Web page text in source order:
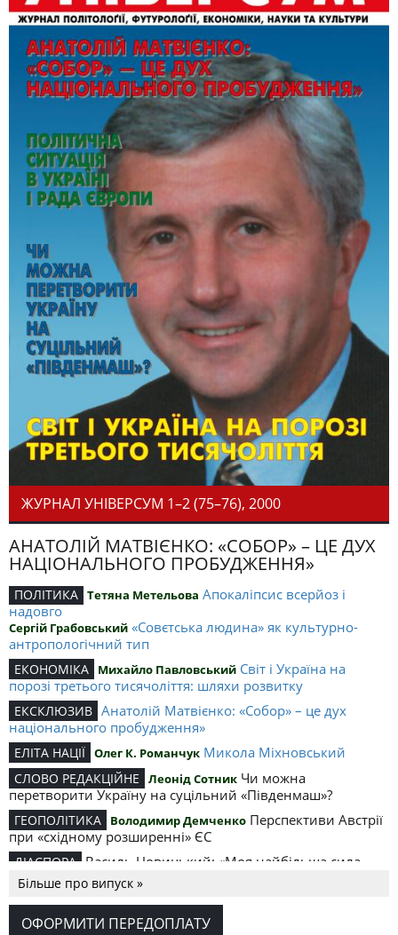
ЖУРНАЛ УНІВЕРСУМ 1–2 (75–76), 2000
АНАТОЛІЙ МАТВІЄНКО: «СОБОР» – ЦЕ ДУХ
НАЦІОНАЛЬНОГО ПРОБУДЖЕННЯ»
ПОЛІТИКА Тетяна Метельова Апокаліпсис всерйоз і
надовго
Сергій Грабовський «Совєтська людина» як культурно-
антропологічний тип
ЕКОНОМІКА Михайло Павловський Світ і Україна на
порозі третього тисячоліття: шляхи розвитку
ЕКСКЛЮЗИВ Анатолій Матвієнко: «Собор» – це дух
національного пробудження»
ЕЛІТА НАЦІЇ Олег К. Романчук Микола Міхновський
СЛОВО РЕДАКЦІЙНЕ Леонід Сотник Чи можна
перетворити Україну на суцільний «Південмаш»?
ГЕОПОЛІТИКА Володимир Демченко Перспективи Австрії
при «східному розширенні» ЄС
ДІАСПОРА Василь Новицький: «Моя найбільша сила –
це число вилікуваних людей»
РЕАЛІЇ СЬОГОДЕННЯ Сергій Головатий
в Україні і Рада Європи
Більше про випуск »
ОФОРМИТИ ПЕРЕДОПЛАТУ